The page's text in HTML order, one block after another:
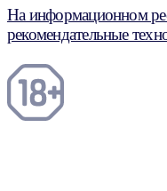
На информационном
рекомендательные